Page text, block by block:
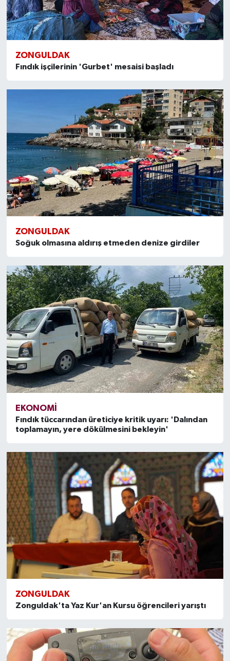
ZONGULDAK
Fındık işçilerinin 'Gurbet' mesaisi başladı
ZONGULDAK
Soğuk olmasına aldırış etmeden denize girdiler
EKONOMİ
Fındık tüccarından üreticiye kritik uyarı: 'Dalından
toplamayın, yere dökülmesini bekleyin'
ZONGULDAK
Zonguldak'ta Yaz Kur'an Kursu öğrencileri yarıştı